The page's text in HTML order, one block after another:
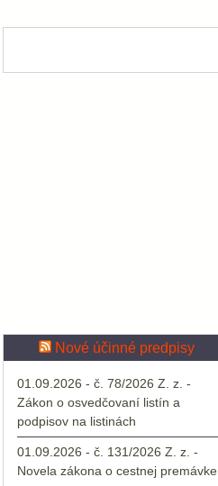
Nové účinné predpisy
01.09.2026 - č. 78/2026 Z. z. -
Zákon o osvedčovaní listín a
podpisov na listinách
01.09.2026 - č. 131/2026 Z. z. -
Novela zákona o cestnej premávke